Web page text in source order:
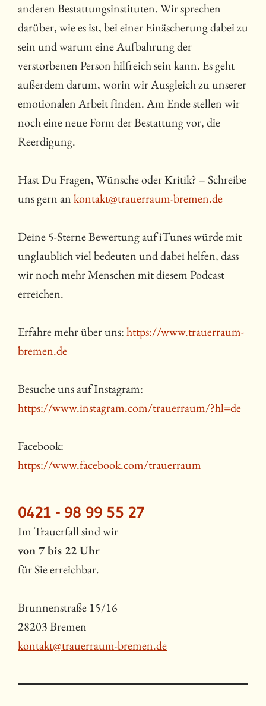
anderen Bestattungsinstituten. Wir sprechen
darüber, wie es ist, bei einer Einäscherung dabei zu
sein und warum eine Aufbahrung der
verstorbenen Person hilfreich sein kann. Es geht
außerdem darum, worin wir Ausgleich zu unserer
emotionalen Arbeit finden. Am Ende stellen wir
noch eine neue Form der Bestattung vor, die
Reerdigung.
Hast Du Fragen, Wünsche oder Kritik? – Schreibe
uns gern ankontakt@trauerraum-bremen.de
Deine 5-Sterne Bewertung auf iTunes würde mit
unglaublich viel bedeuten und dabei helfen, dass
wir noch mehr Menschen mit diesem Podcast
erreichen.
Erfahre mehr über uns:https://www.trauerraum-
bremen.de
Besuche uns auf Instagram:
https://www.instagram.com/trauerraum/?hl=de
Facebook:
https://www.facebook.com/trauerraum
0421 - 98 99 55 27
Im Trauerfall sind wir
von 7 bis 22 Uhr
für Sie erreichbar.
Brunnenstraße 15/16
28203 Bremen
kontakt@trauerraum-bremen.de